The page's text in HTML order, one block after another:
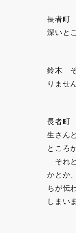
長者町
深いと
鈴木 そ
りませ
長者町
生さん
ところ
それ
かとか
ちが伝
しまい